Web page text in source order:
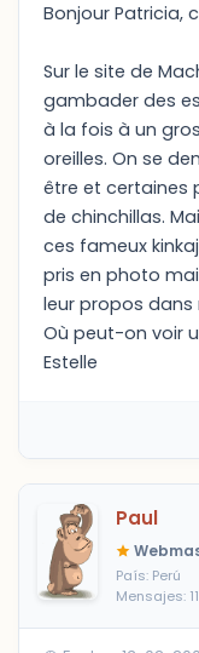
Bonjour Patricia,
Sur le site de
gambader des
à la fois à un
oreilles. On se
être et certaines
de chinchillas.
ces fameux
pris en photo
leur propos dans
Où peut-on voir
Estelle
Paul
País: Perú
Mensajes: